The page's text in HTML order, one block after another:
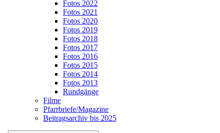
Fotos 2022
Fotos 2021
Fotos 2020
Fotos 2019
Fotos 2018
Fotos 2017
Fotos 2016
Fotos 2015
Fotos 2014
Fotos 2013
Rundgänge
Filme
Pfarrbriefe/Magazine
Beitragsarchiv bis 2025